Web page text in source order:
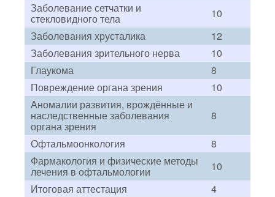
Заболевание сетчатки и
стекловидного тела
10
Заболевания хрусталика
12
Заболевания зрительного нерва
10
Глаукома
8
Повреждение органа зрения
10
Аномалии развития, врождённые и
наследственные заболевания
органа зрения
8
Офтальмоонкология
8
Фармакология и физические методы
лечения в офтальмологии
10
Итоговая аттестация
4